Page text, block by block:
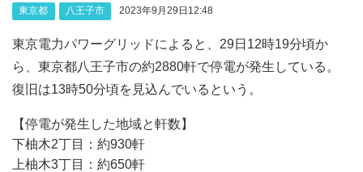
東京都 八王子市 2023年9月29日12:48
東京電力パワーグリッドによると、29日12時19分頃か
ら、東京都八王子市の約2880軒で停電が発生している。
復旧は13時50分頃を見込んでいるという。
【停電が発生した地域と軒数】
下柚木2丁目：約930軒
上柚木3丁目：約650軒